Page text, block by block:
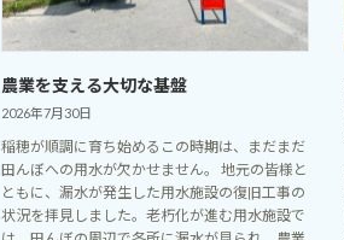
農業を支える大切な基盤
2026年7月30日
稲穂が順調に育ち始めるこの時期は、まだまだ
田んぼへの用水が欠かせません。 地元の皆様と
ともに、漏水が発生した用水施設の復旧工事の
状況を拝見しました。老朽化が進む用水施設で